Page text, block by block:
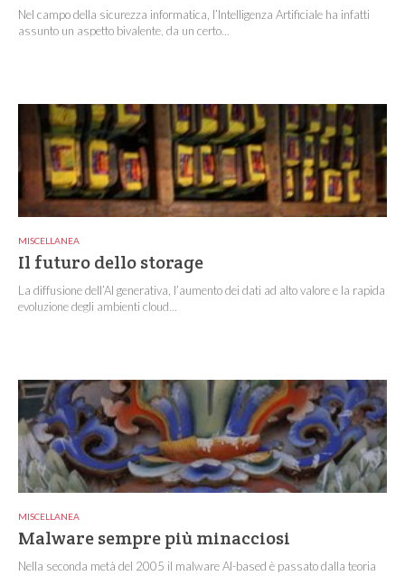
Nel campo della sicurezza informatica, l’Intelligenza Artificiale ha infatti
assunto un aspetto bivalente, da un certo...
MISCELLANEA
Il futuro dello storage
La diffusione dell’AI generativa, l’aumento dei dati ad alto valore e la rapida
evoluzione degli ambienti cloud...
MISCELLANEA
Malware sempre più minacciosi
Nella seconda metà del 2005 il malware AI-based è passato dalla teoria